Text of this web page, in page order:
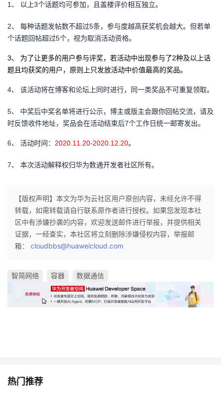
1、 以上3个话题均可参加，且盖楼评价相互独立。
2、 每种话题发帖数不超过5条，参与度越高获奖机会越大。但若单
个话题回帖超过5个，视为取消活动资格。
3、 为了让更多的用户参与评奖，若活动中出现参与了2种及以上话
题且均获奖的用户，原则上只发放活动中价值最高的奖品。
4、 该活动将在博客和论坛上同时进行，同一类奖品不可重复领取。
5、 中奖后中奖名单将进行公示，博主或版主会跟你回帖交流，请及
时反馈收件地址，奖品会在活动结束后7个工作日统一邮寄发出。
6、 活动时间： 2020.11.20-2020.12.20。
7、 本次活动解释权归华为数通开发者社区所有。
【版权声明】本文为华为云社区用户原创内容，未经允许不得
转载，如需转载请自行联系原作者进行授权。如果您发现本社
区中有涉嫌抄袭的内容，欢迎发送邮件进行举报，并提供相关
证据，一经查实，本社区将立刻删除涉嫌侵权内容，举报邮
箱： cloudbbs@huaweicloud.com
智简网络 容器 数据通信
热门推荐